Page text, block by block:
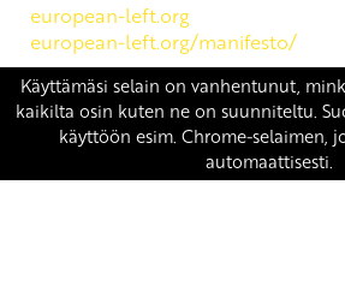
european-left.org
european-left.org/manifesto/